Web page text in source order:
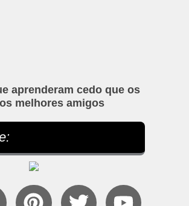
aprenderam cedo que os
melhores amigos